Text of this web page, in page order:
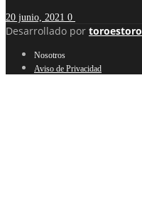
20 junio, 2021 0
Desarrollado por toroestoro
Nosotros
Aviso de Privacidad